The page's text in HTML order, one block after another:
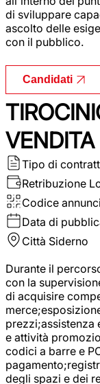
di sviluppare
ascolto delle
con il pubblico.
Candidati
Tipo di
Retribuzione
Codice
Data di
Città Siderno
Durante il
con la
di acquisire
prezzi;assistenza
e attività
codici a barre e
degli spazi e dei